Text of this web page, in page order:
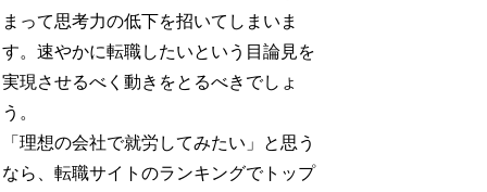
まって思考力の低下を招いてしまいま
す。速やかに転職したいという目論見を
実現させるべく動きをとるべきでしょ
う。
「理想の会社で就労してみたい」と思う
なら、転職サイトのランキングでトップ